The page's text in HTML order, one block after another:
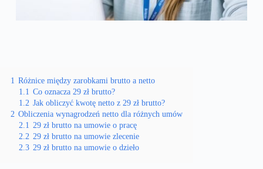
1 Różnice między zarobkami brutto a netto
1.1 Co oznacza 29 zł brutto?
1.2 Jak obliczyć kwotę netto z 29 zł brutto?
2 Obliczenia wynagrodzeń netto dla różnych umów
2.1 29 zł brutto na umowie o pracę
2.2 29 zł brutto na umowie zlecenie
2.3 29 zł brutto na umowie o dzieło